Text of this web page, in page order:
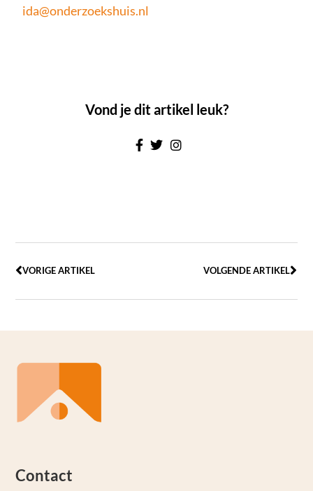
ida@onderzoekshuis.nl
Vond je dit artikel leuk?
VORIGE ARTIKEL VOLGENDE ARTIKEL
Contact